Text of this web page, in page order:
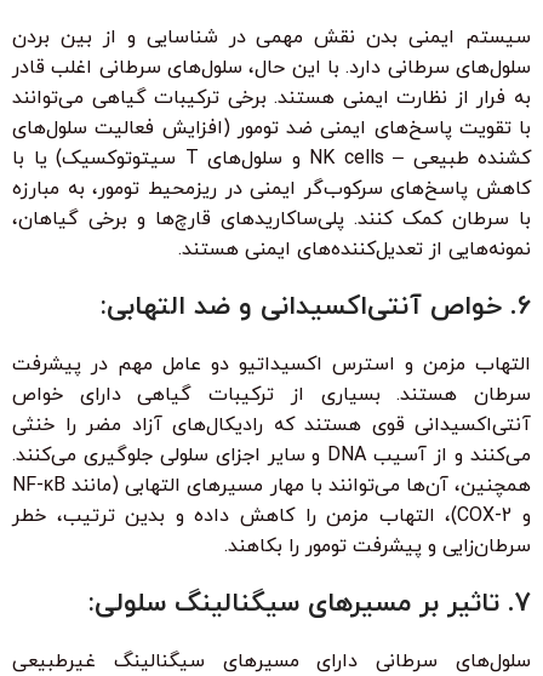
سیستم ایمنی بدن نقش مهمی در شناسایی و از بین بردن
سلول‌های سرطانی دارد. با این حال، سلول‌های سرطانی اغلب قادر
به فرار از نظارت ایمنی هستند. برخی ترکیبات گیاهی می‌توانند
با تقویت پاسخ‌های ایمنی ضد تومور (افزایش فعالیت سلول‌های
کشنده طبیعی – NK cells و سلول‌های T سیتوتوکسیک) یا با
کاهش پاسخ‌های سرکوب‌گر ایمنی در ریزمحیط تومور، به مبارزه
با سرطان کمک کنند. پلی‌ساکاریدهای قارچ‌ها و برخی گیاهان،
نمونه‌هایی از تعدیل‌کننده‌های ایمنی هستند.
6. خواص آنتی‌اکسیدانی و ضد التهابی:
التهاب مزمن و استرس اکسیداتیو دو عامل مهم در پیشرفت
سرطان هستند. بسیاری از ترکیبات گیاهی دارای خواص
آنتی‌اکسیدانی قوی هستند که رادیکال‌های آزاد مضر را خنثی
می‌کنند و از آسیب DNA و سایر اجزای سلولی جلوگیری می‌کنند.
همچنین، آن‌ها می‌توانند با مهار مسیرهای التهابی (مانند NF-κB
و COX-2)، التهاب مزمن را کاهش داده و بدین ترتیب، خطر
سرطان‌زایی و پیشرفت تومور را بکاهند.
7. تاثیر بر مسیرهای سیگنالینگ سلولی:
سلول‌های سرطانی دارای مسیرهای سیگنالینگ غیرطبیعی